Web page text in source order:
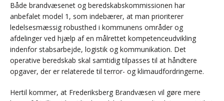
Både brandvæsenet og beredskabskommissionen har
anbefalet model 1, som indebærer, at man prioriterer
ledelsesmæssig robusthed i kommunens områder og
afdelinger ved hjælp af en målrettet kompetenceudvikling
indenfor stabsarbejde, logistik og kommunikation. Det
operative beredskab skal samtidig tilpasses til at håndtere
opgaver, der er relaterede til terror- og klimaudfordringerne.
Hertil kommer, at Frederiksberg Brandvæsen vil gøre mere